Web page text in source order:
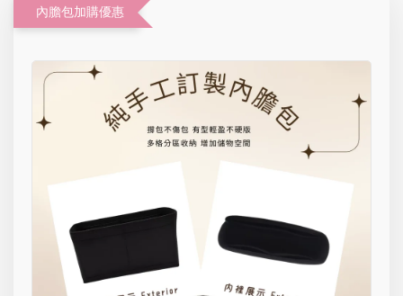
內膽包加購優惠